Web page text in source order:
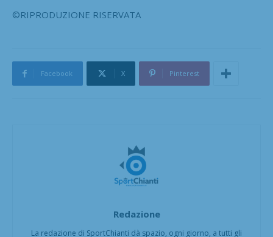
©RIPRODUZIONE RISERVATA
Facebook X Pinterest
Redazione
La redazione di SportChianti dà spazio, ogni giorno, a tutti gli